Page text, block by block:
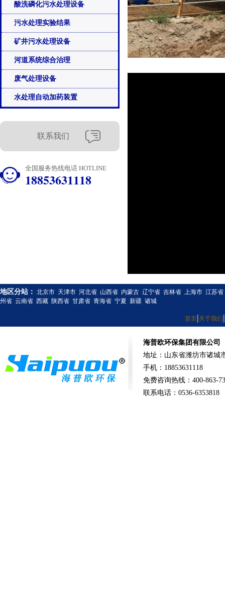
酸洗磷化污水处理设备
污水处理实验结果
矿井污水处理设备
河道系统综合治理
废气处理设备
水处理自动加药装置
联系我们
全国服务热线电话 HOTLINE
18853631118
地区分站： 北京市 天津市 河北省 山西省 内蒙古 辽宁省 吉林省 上海市 江苏省
州省 云南省 西藏 陕西省 甘肃省 青海省 宁夏 新疆 诸城
首页|关于我们|
海普欧环保集团有限公司
地址：山东省潍坊市诸城
手机：18853631118
免费咨询热线：400-863-
联系电话：0536-6353818